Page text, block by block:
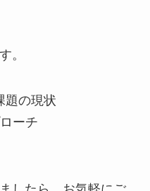
。
題の現状
ーチ